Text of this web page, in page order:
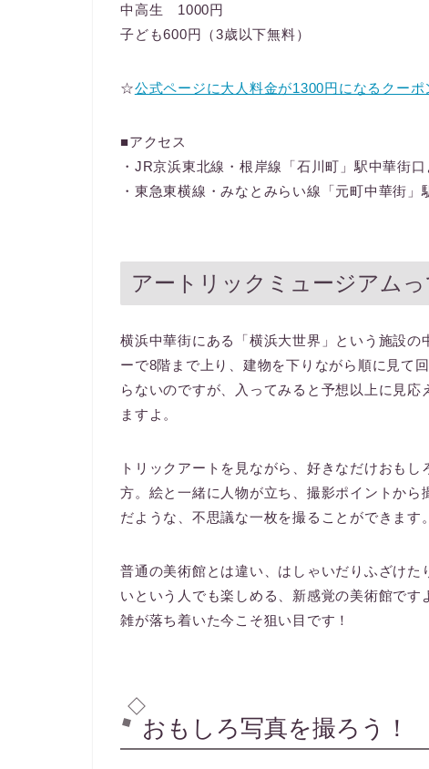
中高生 1000円
子ども600円（3歳以下無料）
☆公式ページに大人料金が1300円になるクーポ
■アクセス
・JR京浜東北線・根岸線「石川町」駅中華街
・東急東横線・みなとみらい線「元町中華街」
アートリックミュージアム
横浜中華街にある「横浜大世界」という施設
ーで8階まで上り、建物を下りながら順に見て
らないのですが、入ってみると予想以上に見
ますよ。
トリックアートを見ながら、好きなだけおも
方。絵と一緒に人物が立ち、撮影ポイントか
だような、不思議な一枚を撮ることができます。
普通の美術館とは違い、はしゃいだりふざけ
いという人でも楽しめる、新感覚の美術館で
雑が落ち着いた今こそ狙い目です！
おもしろ写真を撮ろう！